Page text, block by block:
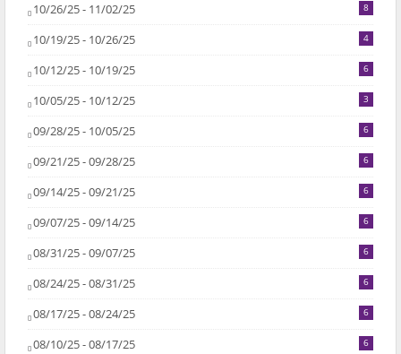
10/26/25 - 11/02/25 8
10/19/25 - 10/26/25 4
10/12/25 - 10/19/25 6
10/05/25 - 10/12/25 3
09/28/25 - 10/05/25 6
09/21/25 - 09/28/25 6
09/14/25 - 09/21/25 6
09/07/25 - 09/14/25 6
08/31/25 - 09/07/25 6
08/24/25 - 08/31/25 6
08/17/25 - 08/24/25 6
08/10/25 - 08/17/25 6